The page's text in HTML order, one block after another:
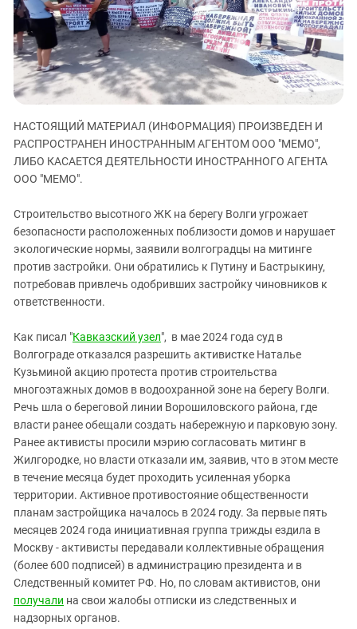
ЗАСТАВЛЯЕТ
КАВКАЗ ЗА ПАЛЕСТИНУ
ИНАКОМЫСЛИЕ В ЧЕЧНЕ
ПРЕСЛЕДОВАНИЕ АКТИВИСТОВ
МОБИЛИЗАЦИЯ И ПРОТЕСТЫ
Дагестан
Ингушетия
Кабардино-Балкария
Калмыкия
Краснодарский край
Нагорный Карабах
Российская Федерация
Ростовская область
Северная Осетия - Алания
Ставропольский край
Южная Осетия
Южный Кавказ
ЮФО
НАСТОЯЩИЙ МАТЕРИАЛ (ИНФОРМАЦИЯ) ПРОИЗВЕДЕН И
РАСПРОСТРАНЕН ИНОСТРАННЫМ АГЕНТОМ ООО "МЕМО",
ЛИБО КАСАЕТСЯ ДЕЯТЕЛЬНОСТИ ИНОСТРАННОГО АГЕНТА
ООО "МЕМО".
Строительство высотного ЖК на берегу Волги угрожает
безопасности расположенных поблизости домов и нарушает
экологические нормы, заявили волгоградцы на митинге
против застройки. Они обратились к Путину и Бастрыкину,
потребовав привлечь одобривших застройку чиновников к
ответственности.
Как писал "Кавказский узел", в мае 2024 года суд в
Волгограде отказался разрешить активистке Наталье
Кузьминой акцию протеста против строительства
многоэтажных домов в водоохранной зоне на берегу Волги.
Речь шла о береговой линии Ворошиловского района, где
власти ранее обещали создать набережную и парковую зону.
Ранее активисты просили мэрию согласовать митинг в
Жилгородке, но власти отказали им, заявив, что в этом месте
в течение месяца будет проходить усиленная уборка
территории. Активное противостояние общественности
планам застройщика началось в 2024 году. За первые пять
месяцев 2024 года инициативная группа трижды ездила в
Москву - активисты передавали коллективные обращения
(более 600 подписей) в администрацию президента и в
Следственный комитет РФ. Но, по словам активистов, они
получали на свои жалобы отписки из следственных и
надзорных органов.